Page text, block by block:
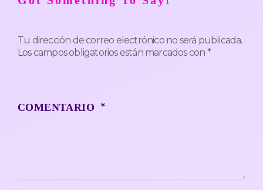
Tu dirección de correo electrónico no será publicada.
Los campos obligatorios están marcados con *
COMENTARIO*